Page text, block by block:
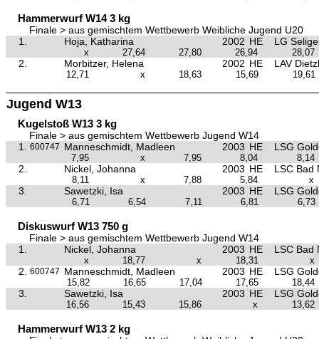
Hammerwurf W14 3 kg
Finale > aus gemischtem Wettbewerb Weibliche Jugend U20
1.
Hoja, Katharina 2002 HE LG
x 27,64 27,80 26,94 28,07
2. Morbitzer, Helena 2002 HE LAV
12,71 x 18,63 15,69 19,61
Jugend W13
Kugelstoß W13 3 kg
Finale > aus gemischtem Wettbewerb Jugend W14
1.
600747 Manneschmidt, Madleen 2003 HE LSG
7,95 x 7,95 8,04 8,14
2. Nickel, Johanna 2003 HE LSC Bad
8,11 x 7,88 5,84 x
3. Sawetzki, Isa 2003 HE LSG
6,71 6,54 7,11 6,81 6,73
Diskuswurf W13 750 g
Finale > aus gemischtem Wettbewerb Jugend W14
1.
Nickel, Johanna 2003 HE LSC Bad
x 18,77 x 18,31 x
2. 600747 Manneschmidt, Madleen 2003 HE LSG
15,82 16,65 17,04 17,65 18,44
3. Sawetzki, Isa 2003 HE LSG
16,56 15,43 15,86 x 13,62
Hammerwurf W13 2 kg